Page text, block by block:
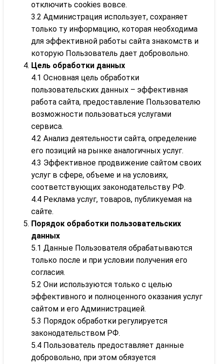
отключить cookies вовсе.
3.2 Администрация использует, сохраняет
только ту информацию, которая необходима
для эффективной работы сайта знакомств и
которую Пользователь дает добровольно.
Цель обработки данных
4.1 Основная цель обработки
пользовательских данных – эффективная
работа сайта, предоставление Пользователю
возможности пользоваться услугами
сервиса.
4.2 Анализ деятельности сайта, определение
его позиций на рынке аналогичных услуг.
4.3 Эффективное продвижение сайтом своих
услуг в сфере, объеме и на условиях,
соответствующих законодательству РФ.
4.4 Реклама услуг, товаров, публикуемая на
сайте.
Порядок обработки пользовательских
данных
5.1 Данные Пользователя обрабатываются
только после и при условии получения его
согласия.
5.2 Они используются только с целью
эффективного и полноценного оказания услуг
сайтом и его Администрацией.
5.3 Порядок обработки регулируется
законодательством РФ.
5.4 Пользователь предоставляет данные
добровольно, при этом обязуется